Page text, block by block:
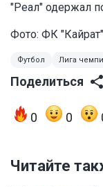
"Реал" одержал
Фото: ФК "Кайрат"
Футбол Лига
Поделиться
0 0
Читайте